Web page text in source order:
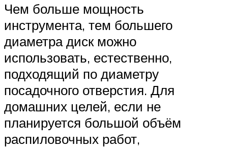
Чем больше мощность
инструмента, тем большего
диаметра диск можно
использовать, естественно,
подходящий по диаметру
посадочного отверстия. Для
домашних целей, если не
планируется большой объём
распиловочных работ,